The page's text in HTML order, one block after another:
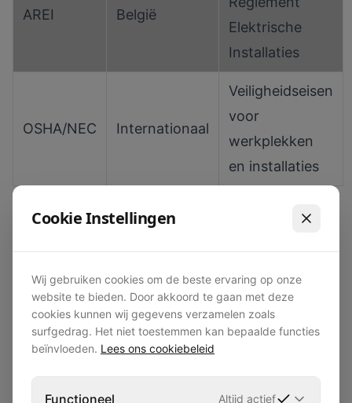
AREI België
Elektrische
Installaties
OSHA/NEC Internationaal
Veiligheidseisen
voor
werkplekken
en installaties
Deinspectienorm NEN3140
schrijft voor dat
drie tot vijf jaar een volledige inspectie vereisen.
Bij tijdelijke evenementeninstallaties geldt
bovendien dat elke opbouw opnieuw moet
Verplichte veiligheidselementen bij tijdelijke
Cookie Instellingen
Wij gebruiken cookies om de beste ervaring op onze
website te bieden. Door akkoord te gaan met deze
cookies kunnen wij gegevens verzamelen zoals
surfgedrag. Het niet toestemmen kan bepaalde functies
beïnvloeden. Lees ons cookiebeleid
Functioneel Altijd actief